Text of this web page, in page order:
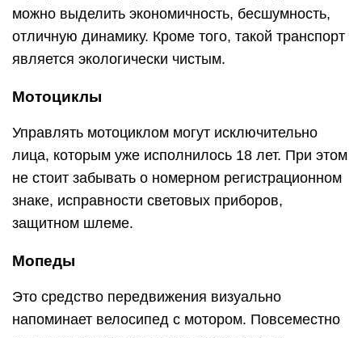
можно выделить экономичность, бесшумность,
отличную динамику. Кроме того, такой транспорт
является экологически чистым.
Мотоциклы
Управлять мотоциклом могут исключительно
лица, которым уже исполнилось 18 лет. При этом
не стоит забывать о номерном регистрационном
знаке, исправности световых приборов,
защитном шлеме.
Мопеды
Это средство передвижения визуально
напоминает велосипед с мотором. Повсеместно